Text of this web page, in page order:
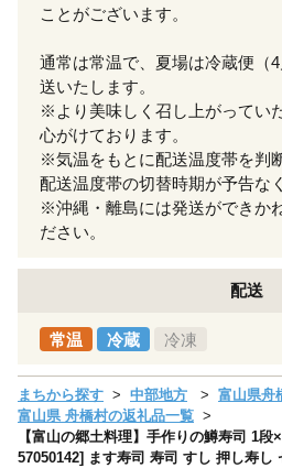
ことがございます。
通常は常温で、夏場は冷蔵便（
送いたします。
※より美味しく召し上がってい
心がけております。
※気温をもとに配送温度帯を判
配送温度帯の切替時期が予告な
※沖縄・離島には発送ができか
ださい。
配送
常温 冷蔵 冷凍
まちから探す 中部地方
富山県舟
富山県 舟橋村の返礼品一覧
【富山の郷土料理】手作りの鱒寿司 1
57050142] ます寿司 寿司 すし 押し寿し